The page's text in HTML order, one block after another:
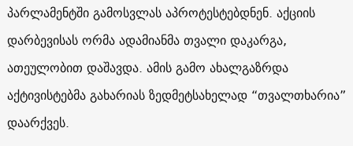
პარლამენტში გამოსვლას აპროტესტებდნენ. აქციის
დარბევისას ორმა ადამიანმა თვალი დაკარგა,
ათეულობით დაშავდა. ამის გამო ახალგაზრდა
აქტივისტებმა გახარიას ზედმეტსახელად “თვალთხარია”
დაარქვეს.